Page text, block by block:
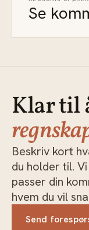
Se
Klar til
Beskriv kort
du holder til.
passer din
hvem du vil
Send